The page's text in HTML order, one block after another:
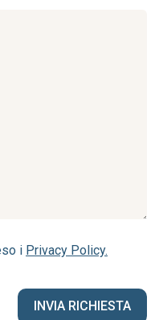
i Privacy Policy.